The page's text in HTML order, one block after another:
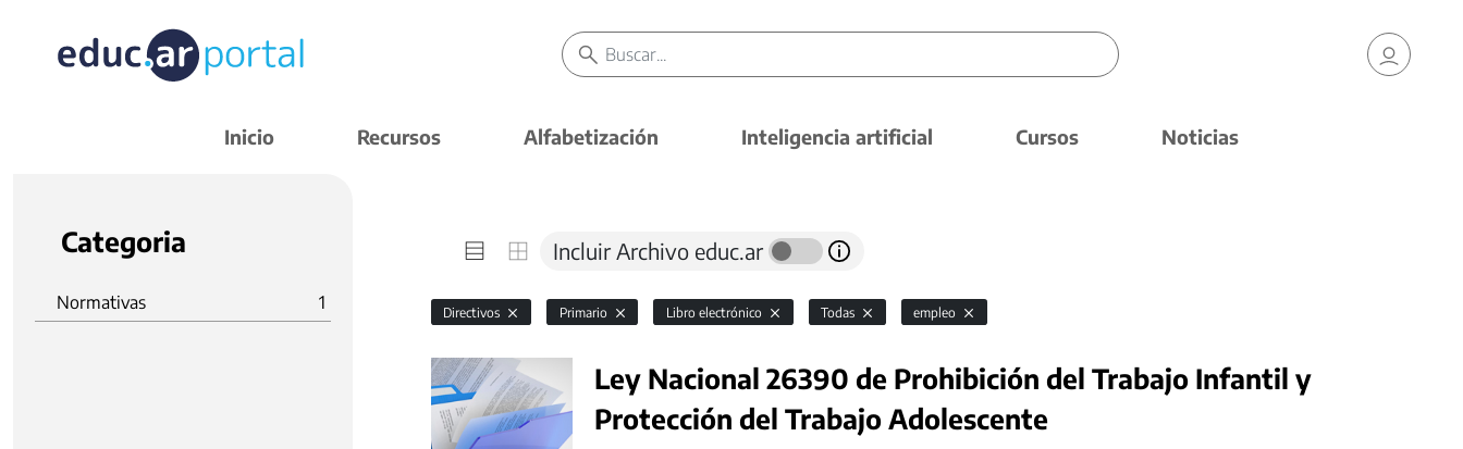
Inicio Recursos Alfabetización Inteligencia artificial Cursos Noticias
Categoria
Normativas 1
Incluir Archivo educ.ar
Directivos Primario Libro electrónico Todas empleo
Ley Nacional 26390 de Prohibición del Trabajo Infantil y
Protección del Trabajo Adolescente